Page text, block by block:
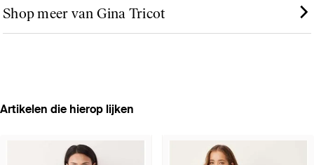
Shop meer van Gina Tricot
Artikelen die hierop lijken